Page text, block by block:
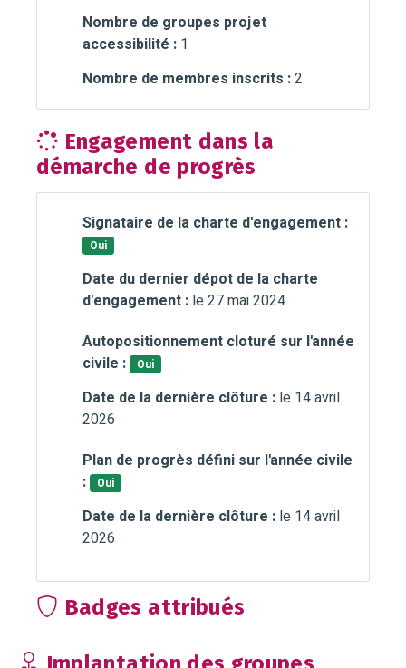
Nombre de groupes projet
accessibilité : 1
Nombre de membres inscrits :2
Engagement dans la
démarche de progrès
Signataire de la charte d'engagement :
Oui
Date du dernier dépot de la charte
d'engagement : le 27 mai 2024
Autopositionnement cloturé sur l'année
civile :
Oui
Date de la dernière clôture : le 14 avril
2026
Plan de progrès défini sur l'année civile
:
Oui
Date de la dernière clôture : le 14 avril
2026
Badges attribués